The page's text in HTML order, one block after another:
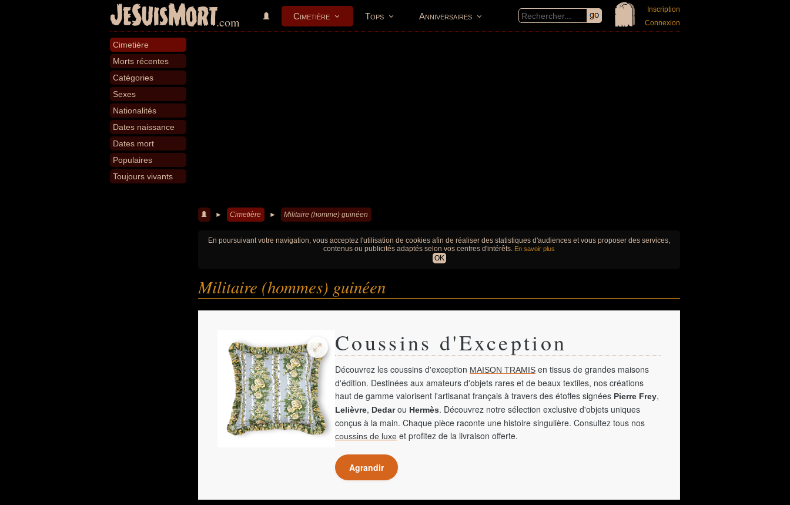
JeSuisMort.com Cimetière Tops Anniversaires
Inscription
Connexion
Cimetière
Morts récentes
Catégories
Sexes
Nationalités
Dates naissance
Dates mort
Populaires
Toujours vivants
► Cimetière ► Militaire (homme) guinéen
En poursuivant votre navigation, vous acceptez l'utilisation de cookies afin de réaliser des statistiques d'audiences et vous proposer des services,
contenus ou publicités adaptés selon vos centres d'intérêts. En savoir plus
OK
Militaire (hommes) guinéen
Coussins d'Exception
Découvrez les coussins d'exception MAISON TRAMIS en tissus de grandes maisons
d'édition. Destinées aux amateurs d'objets rares et de beaux textiles, nos créations
haut de gamme valorisent l'artisanat français à travers des étoffes signées Pierre Frey,
Lelièvre, Dedarou Hermès. Découvrez notre sélection exclusive d'objets uniques
conçus à la main. Chaque pièce raconte une histoire singulière. Consultez tous nos
coussins de luxe et profitez de la livraison offerte.
Agrandir